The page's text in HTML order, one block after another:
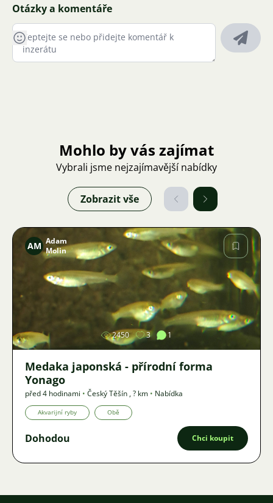
Otázky a komentáře
Mohlo by vás zajímat
Vybrali jsme nejzajímavější nabídky
Zobrazit vše
Obrázek
AM Adam
Molin
2450 3 1
Medaka japonská - přírodní forma
Yonago
před 4 hodinami • Český Těšín ,? km • Nabídka
Akvarijní ryby Obě
Dohodou Chci koupit